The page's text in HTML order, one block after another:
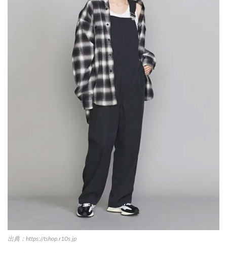
出典：https://tshop.r10s.jp